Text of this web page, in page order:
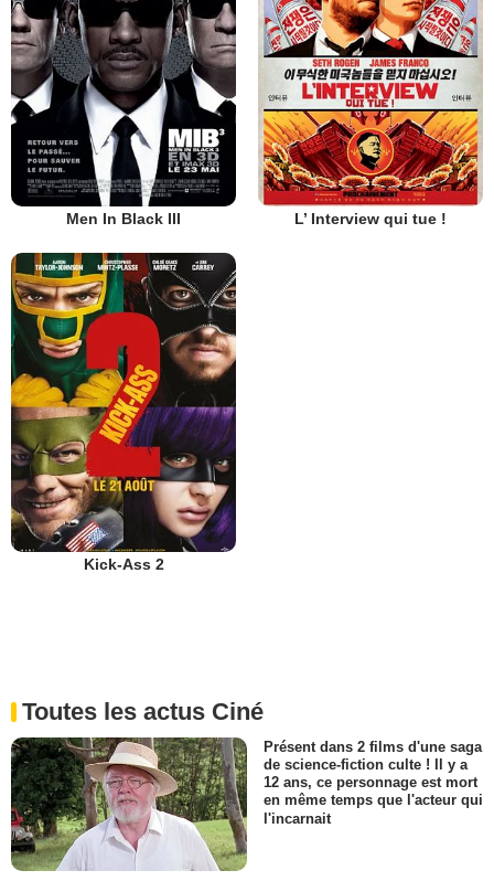
Men In Black III L’ Interview qui tue !
Kick-Ass 2
Toutes les actus Ciné
Présent dans 2 films d'une saga
de science-fiction culte ! Il y a
12 ans, ce personnage est mort
en même temps que l'acteur qui
l'incarnait